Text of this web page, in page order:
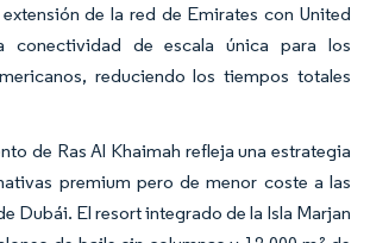
de la red de Emirates con United
conectividad de escala única para los
reduciendo los tiempos totales
de Ras Al Khaimah refleja una estrategia
premium pero de menor coste a las
Dubái. El resort integrado de la Isla Marjan